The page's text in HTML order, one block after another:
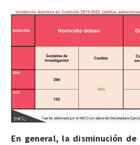
En general, la disminución